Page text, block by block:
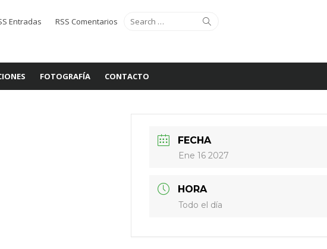
Search
for:
Entradas RSS Comentarios
FOTOGRAFÍA CONTACTO
FECHA
Ene 16 2027
HORA
Todo el día